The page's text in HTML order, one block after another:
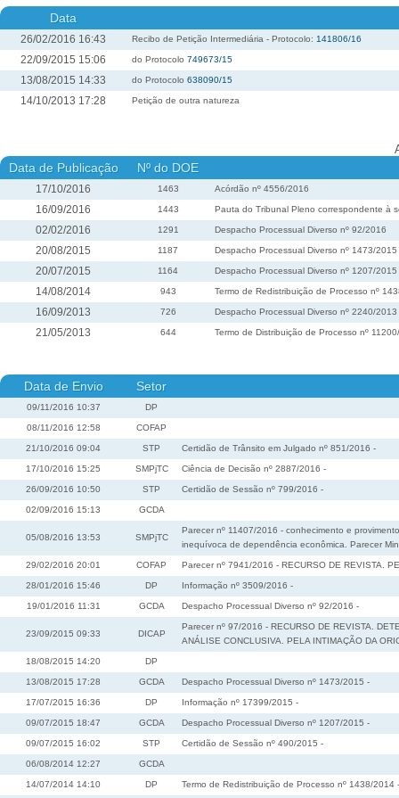
Data
26/02/2016 16:43 Recibo de Petição Intermediária - Protocolo: 141806/16
22/09/2015 15:06 do Protocolo 749673/15
13/08/2015 14:33 do Protocolo 638090/15
14/10/2013 17:28 Petição de outra natureza
Data de Publicação Nº do DOE
17/10/2016 1463 Acórdão nº 4556/2016
16/09/2016 1443 Pauta do Tribunal Pleno correspondente à
02/02/2016 1291 Despacho Processual Diverso nº 92/2016
20/08/2015 1187 Despacho Processual Diverso nº 1473/2015
20/07/2015 1164 Despacho Processual Diverso nº 1207/2015
14/08/2014 943 Termo de Redistribuição de Processo nº
16/09/2013 726 Despacho Processual Diverso nº 2240/2013
21/05/2013 644 Termo de Distribuição de Processo nº
Data de Envio Setor
09/11/2016 10:37 DP
08/11/2016 12:58 COFAP
21/10/2016 09:04 STP Certidão de Trânsito em Julgado nº 851/2016 -
17/10/2016 15:25 SMPjTC Ciência de Decisão nº 2887/2016 -
26/09/2016 10:50 STP Certidão de Sessão nº 799/2016 -
02/09/2016 15:13 GCDA
05/08/2016 13:53 SMPjTC
Parecer nº 11407/2016 - conhecimento e
inequívoca de dependência econômica. Parecer
29/02/2016 20:01 COFAP Parecer nº 7941/2016 - RECURSO DE REVISTA.
28/01/2016 15:46 DP Informação nº 3509/2016 -
19/01/2016 11:31 GCDA Despacho Processual Diverso nº 92/2016 -
23/09/2015 09:33 DICAP
Parecer nº 97/2016 - RECURSO DE REVISTA.
ANÁLISE CONCLUSIVA. PELA INTIMAÇÃO DA
18/08/2015 14:20 DP
13/08/2015 17:28 GCDA Despacho Processual Diverso nº 1473/2015 -
17/07/2015 16:36 DP Informação nº 17399/2015 -
09/07/2015 18:47 GCDA Despacho Processual Diverso nº 1207/2015 -
09/07/2015 16:02 STP Certidão de Sessão nº 490/2015 -
06/08/2014 12:27 GCDA
14/07/2014 14:10 DP Termo de Redistribuição de Processo nº 1438/2014 -